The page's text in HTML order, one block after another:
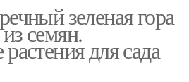
зеленая гора
семян.
для сада